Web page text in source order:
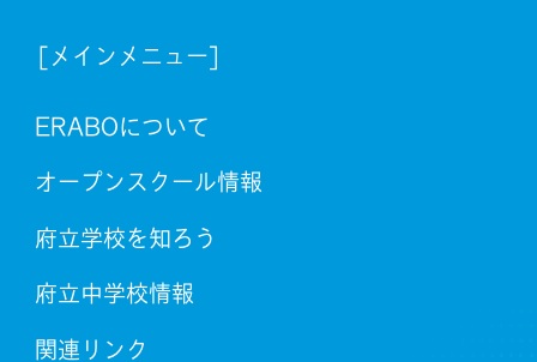
[メインメニュー]
ERABOについて
オープンスクール情報
府立学校を知ろう
府立中学校情報
関連リンク